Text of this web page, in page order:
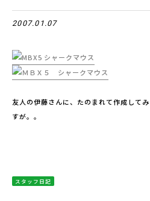
2007.01.07
友人の伊藤さんに、たのまれて作成して
すが。。
スタッフ日記